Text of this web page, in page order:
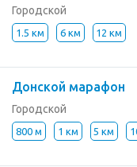
Городской
1.5 км 6 км 12 км
Донской марафон
Городской
800 м 1 км 5 км